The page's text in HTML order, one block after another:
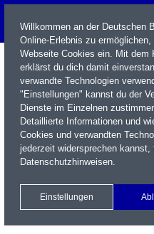
Name / WKN / ISIN / Kürzel
Xetra Realtime
Watchlist
Willkommen an der Deutschen
Online-Erlebnis zu
Webseite Cookies ein. Mit dem
erklärst du dich damit
verwandte Technologien
"Einstellungen" kannst du der
Dienste im Einzelnen
Detaillierte Informationen und
Cookies und verwandten
jederzeit widersprechen
Datenschutzhinweisen.
Einstellungen